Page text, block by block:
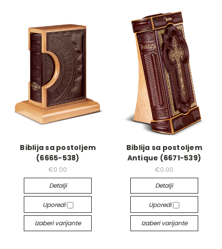
Biblija sa postoljem
(6665-538)
€0.00
Detalji
Uporedi
Izaberi varijante
Biblija sa postoljem
Antique (6671-539)
€0.00
Detalji
Uporedi
Izaberi varijante